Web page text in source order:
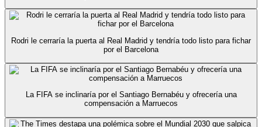
Rodri le cerraría la puerta al Real Madrid y tendría todo listo para fichar
por el Barcelona
La FIFA se inclinaría por el Santiago Bernabéu y ofrecería una
compensación a Marruecos